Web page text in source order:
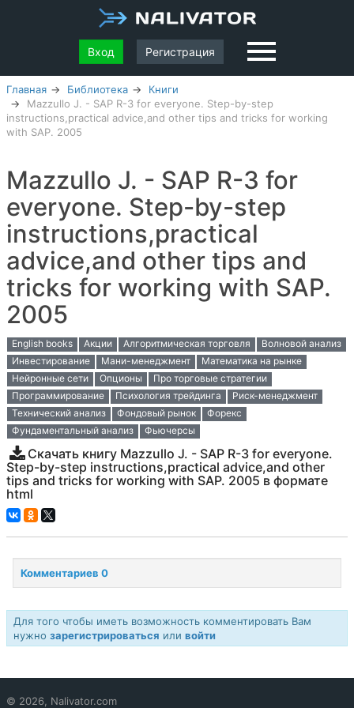
Вход Регистрация
Главная Библиотека
Книги
Mazzullo J. - SAP R-3 for everyone. Step-by-step
instructions,practical advice,and other tips and tricks for working
with SAP. 2005
Mazzullo J. - SAP R-3 for
everyone. Step-by-step
instructions,practical
advice,and other tips and
tricks for working with SAP.
2005
English books Акции Алгоритмическая торговля
Волновой анализ
Инвестирование
Мани-менеджмент
Математика на рынке
Нейронные сети
Опционы
Про торговые стратегии
Программирование
Психология трейдинга
Риск-менеджмент
Технический анализ
Фондовый рынок
Форекс
Фундаментальный анализ
Фьючерсы
Скачать книгу Mazzullo J. - SAP R-3 for everyone.
Step-by-step instructions,practical advice,and other
tips and tricks for working with SAP. 2005 в формате
html
Комментариев 0
Для того чтобы иметь возможность комментировать Вам
нужно зарегистрироваться или войти
© 2026, Nalivator.com